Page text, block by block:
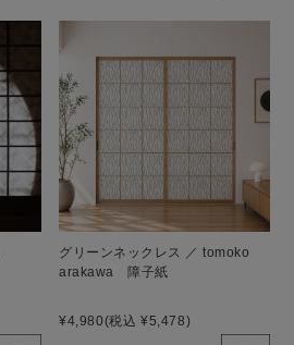
グリーンネックレス ／ tomoko
arakawa 障子紙
¥4,980(税込 ¥5,478)